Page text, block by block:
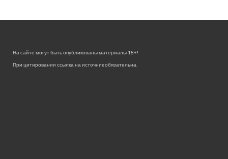
На сайте могут быть опубликованы материалы 18+!
При цитировании ссылка на источник обязательна.